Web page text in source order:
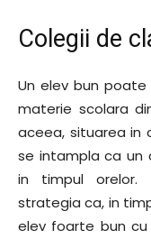
Colegii de
Un elev bun
materie scolara
aceea, situarea in
se intampla ca un
in timpul orelor.
strategia ca, in
elev foarte bun cu